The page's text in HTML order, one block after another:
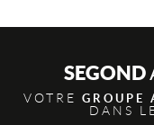
SEGOND
VOTRE GROUPE
DANS